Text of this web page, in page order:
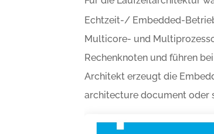
Echtzeit-/ Embedded-
Multicore- und
Rechenknoten und führen
Architekt erzeugt die
architecture document oder